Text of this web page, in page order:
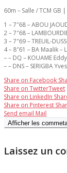
60m – Salle / TCM GB
1 – 7″68 – ABOU
2 – 7″68 –
3 – 7″69 – TREUIL-
4 – 8″61 – BA Maalik –
– – DQ – KOUAME
– – DNS – SERIGBA
Share on Facebook
Share on TwitterTweet
Share on LinkedIn
Share on Pinterest
Send email Mail
Afficher les
Laissez un